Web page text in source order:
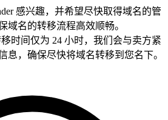
感兴趣，并希望尽快取得域名的管
域名的转移流程高效顺畅。
时间仅为 24 小时，我们会与卖方紧
息，确保尽快将域名转移到您名下。